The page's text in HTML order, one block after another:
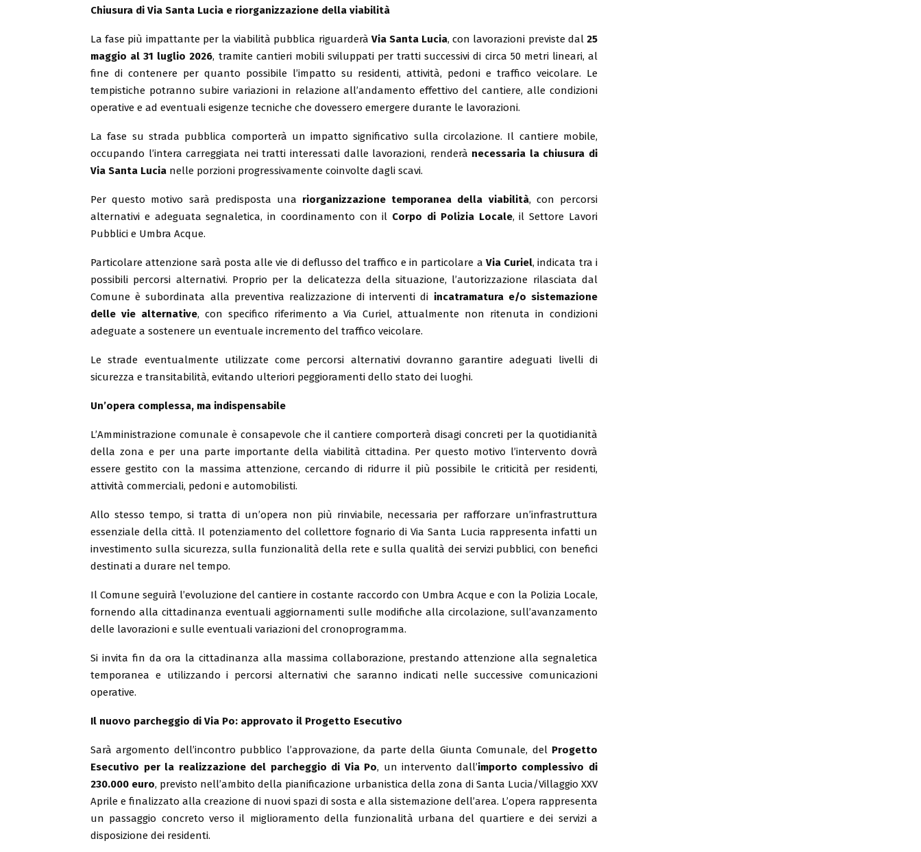
Chiusura di Via Santa Lucia e riorganizzazione della viabilità
La fase più impattante per la viabilità pubblica riguarderà Via Santa Lucia, con lavorazioni previste dal 25
maggio al 31 luglio 2026, tramite cantieri mobili sviluppati per tratti successivi di circa 50 metri lineari, al
fine di contenere per quanto possibile l’impatto su residenti, attività, pedoni e traffico veicolare. Le
tempistiche potranno subire variazioni in relazione all’andamento effettivo del cantiere, alle condizioni
operative e ad eventuali esigenze tecniche che dovessero emergere durante le lavorazioni.
La fase su strada pubblica comporterà un impatto significativo sulla circolazione. Il cantiere mobile,
occupando l’intera carreggiata nei tratti interessati dalle lavorazioni, renderà necessaria la chiusura di
Via Santa Lucia nelle porzioni progressivamente coinvolte dagli scavi.
Per questo motivo sarà predisposta una riorganizzazione temporanea della viabilità, con percorsi
alternativi e adeguata segnaletica, in coordinamento con il Corpo di Polizia Locale, il Settore Lavori
Pubblici e Umbra Acque.
Particolare attenzione sarà posta alle vie di deflusso del traffico e in particolare a Via Curiel, indicata tra i
possibili percorsi alternativi. Proprio per la delicatezza della situazione, l’autorizzazione rilasciata dal
Comune è subordinata alla preventiva realizzazione di interventi di incatramatura e/o sistemazione
delle vie alternative, con specifico riferimento a Via Curiel, attualmente non ritenuta in condizioni
adeguate a sostenere un eventuale incremento del traffico veicolare.
Le strade eventualmente utilizzate come percorsi alternativi dovranno garantire adeguati livelli di
sicurezza e transitabilità, evitando ulteriori peggioramenti dello stato dei luoghi.
Un’opera complessa, ma indispensabile
L’Amministrazione comunale è consapevole che il cantiere comporterà disagi concreti per la quotidianità
della zona e per una parte importante della viabilità cittadina. Per questo motivo l’intervento dovrà
essere gestito con la massima attenzione, cercando di ridurre il più possibile le criticità per residenti,
attività commerciali, pedoni e automobilisti.
Allo stesso tempo, si tratta di un’opera non più rinviabile, necessaria per rafforzare un’infrastruttura
essenziale della città. Il potenziamento del collettore fognario di Via Santa Lucia rappresenta infatti un
investimento sulla sicurezza, sulla funzionalità della rete e sulla qualità dei servizi pubblici, con benefici
destinati a durare nel tempo.
Il Comune seguirà l’evoluzione del cantiere in costante raccordo con Umbra Acque e con la Polizia Locale,
fornendo alla cittadinanza eventuali aggiornamenti sulle modifiche alla circolazione, sull’avanzamento
delle lavorazioni e sulle eventuali variazioni del cronoprogramma.
Si invita fin da ora la cittadinanza alla massima collaborazione, prestando attenzione alla segnaletica
temporanea e utilizzando i percorsi alternativi che saranno indicati nelle successive comunicazioni
operative.
Il nuovo parcheggio di Via Po: approvato il Progetto Esecutivo
Sarà argomento dell’incontro pubblico l’approvazione, da parte della Giunta Comunale, del Progetto
Esecutivo per la realizzazione del parcheggio di Via Po, un intervento dall’importo complessivo di
230.000 euro, previsto nell’ambito della pianificazione urbanistica della zona di Santa Lucia/Villaggio XXV
Aprile e finalizzato alla creazione di nuovi spazi di sosta e alla sistemazione dell’area. L’opera rappresenta
un passaggio concreto verso il miglioramento della funzionalità urbana del quartiere e dei servizi a
disposizione dei residenti.